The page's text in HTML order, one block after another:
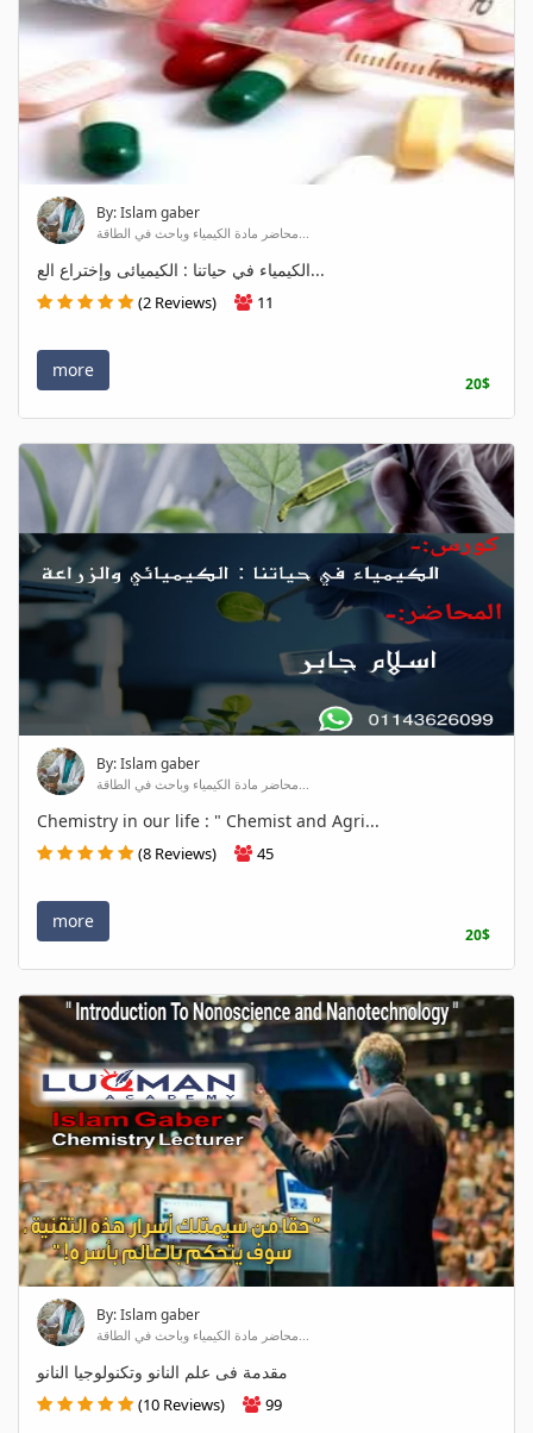
By: Islam gaber
محاضر مادة الكيمياء وباحث في الطاقة...
الكيمياء في حياتنا : الكيميائى وإختراع الع...
(2 Reviews) 11
more
20$
By: Islam gaber
محاضر مادة الكيمياء وباحث في الطاقة...
Chemistry in our life : " Chemist and Agri...
(8 Reviews) 45
more
20$
By: Islam gaber
محاضر مادة الكيمياء وباحث في الطاقة...
مقدمة فى علم النانو وتكنولوجيا النانو
(10 Reviews) 99